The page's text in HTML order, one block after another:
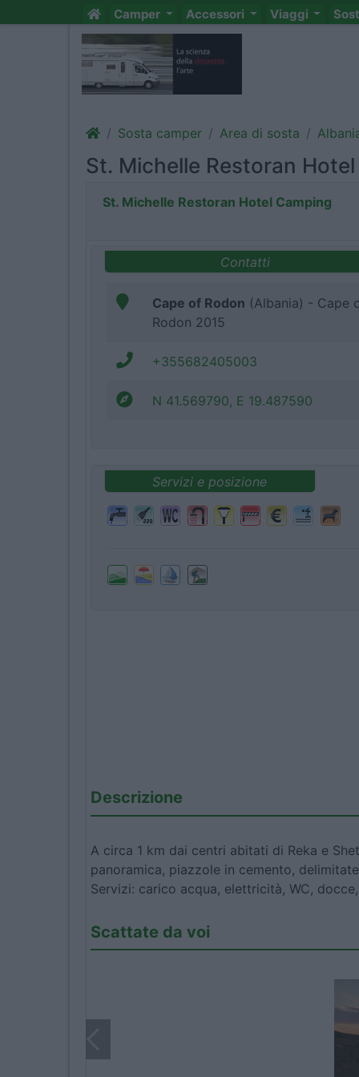
Camper Accessori Viaggi
Sosta camper Area di sosta
St. Michelle Restoran
St. Michelle Restoran Hotel Camping
Contatti
Cape of Rodon (Albania) - Cape
Rodon 2015
+355682405003
N 41.569790, E 19.487590
Servizi e posizione
Descrizione
A circa 1 km dai centri abitati di Reka e
panoramica, piazzole in cemento,
Servizi: carico acqua, elettricità, WC,
Scattate da voi